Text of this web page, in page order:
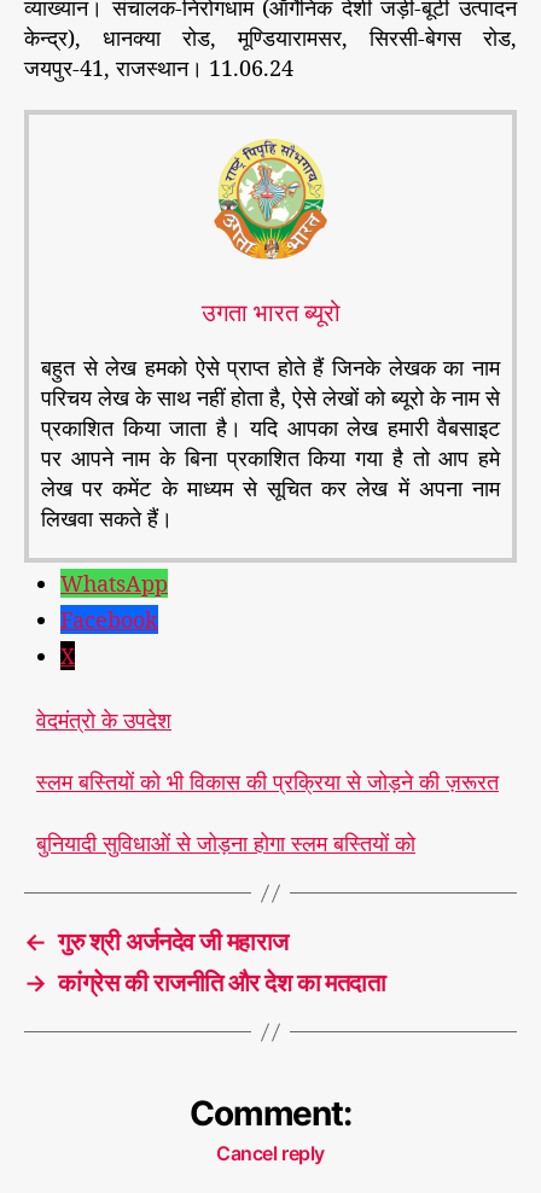
व्याख्यान। संचालक-निरोगधाम (ऑर्गेनिक देशी जड़ी-बूटी उत्पादन
केन्द्र), धानक्या रोड, मूण्डियारामसर, सिरसी-बेगस रोड,
जयपुर-41, राजस्थान। 11.06.24
उगता भारत ब्यूरो
बहुत से लेख हमको ऐसे प्राप्त होते हैं जिनके लेखक का नाम
परिचय लेख के साथ नहीं होता है, ऐसे लेखों को ब्यूरो के नाम से
प्रकाशित किया जाता है। यदि आपका लेख हमारी वैबसाइट
पर आपने नाम के बिना प्रकाशित किया गया है तो आप हमे
लेख पर कमेंट के माध्यम से सूचित कर लेख में अपना नाम
लिखवा सकते हैं।
WhatsApp
Facebook
X
वेदमंत्रो के उपदेश
स्लम बस्तियों को भी विकास की प्रक्रिया से जोड़ने की ज़रूरत
बुनियादी सुविधाओं से जोड़ना होगा स्लम बस्तियों को
← गुरु श्री अर्जनदेव जी महाराज
→ कांग्रेस की राजनीति और देश का मतदाता
Comment:
Cancel reply